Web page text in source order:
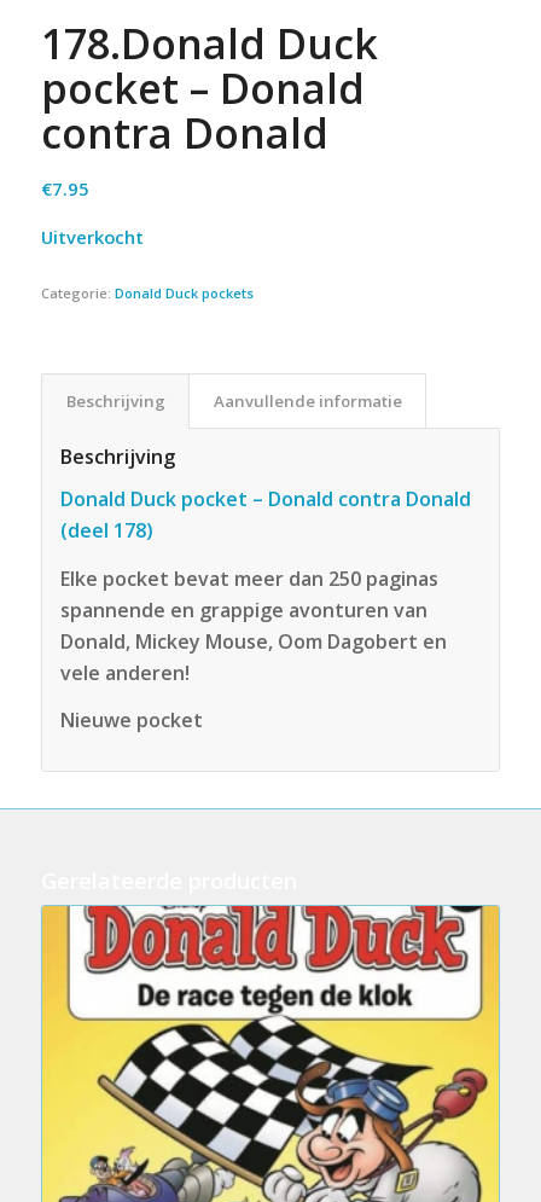
178.Donald Duck
pocket – Donald
contra Donald
€7.95
Uitverkocht
Categorie: Donald Duck pockets
Beschrijving Aanvullende informatie
Beschrijving
Donald Duck pocket – Donald contra Donald
(deel 178)
Elke pocket bevat meer dan 250 paginas
spannende en grappige avonturen van
Donald, Mickey Mouse, Oom Dagobert en
vele anderen!
Nieuwe pocket